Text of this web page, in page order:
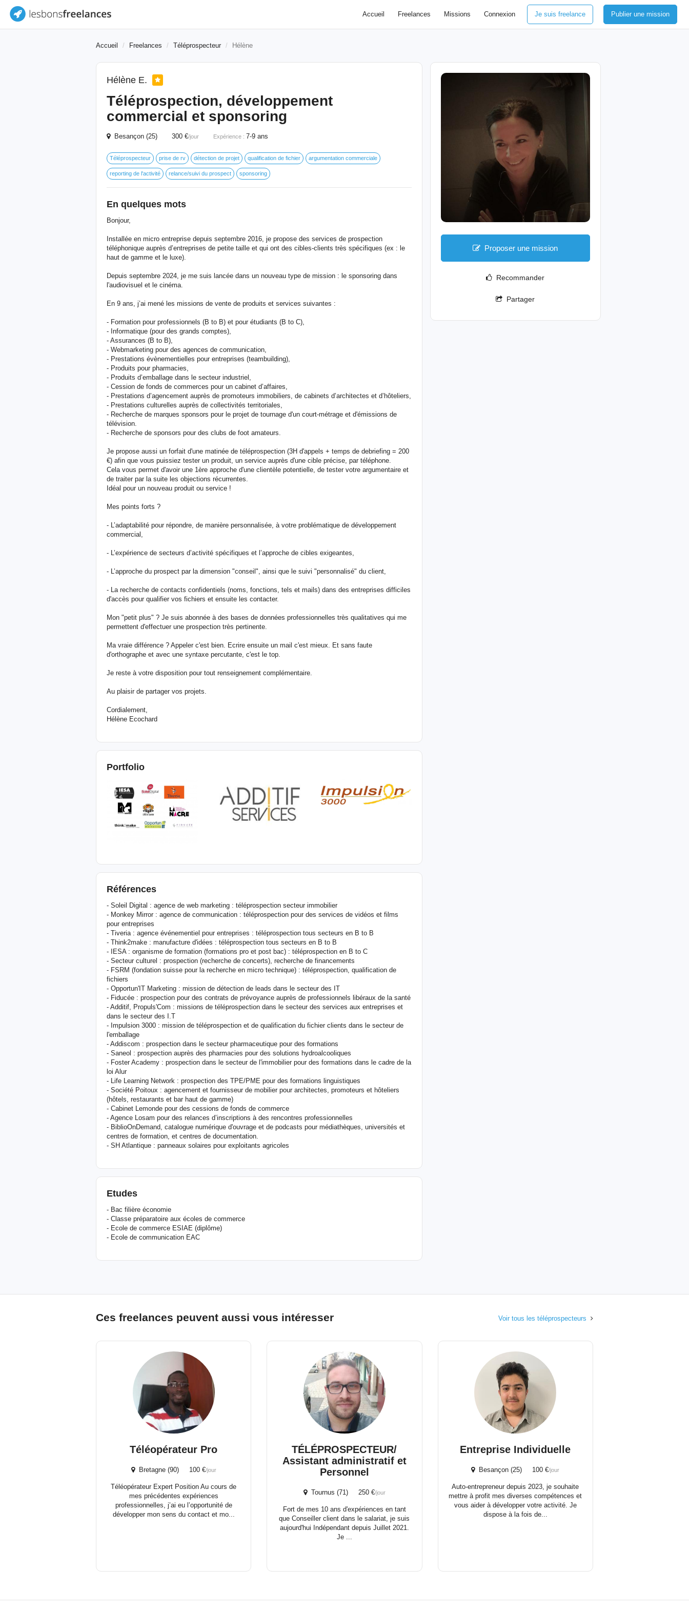
Accueil Freelances Missions Connexion Je suis freelance Publier une mission
Accueil Freelances Téléprospecteur Hélène
Hélène E.
Téléprospection, développement
commercial et sponsoring
Besançon (25) 300 €/jour Expérience : 7-9 ans
Téléprospecteur prise de rv détection de projet qualification de fichier argumentation commerciale
reporting de l'activité relance/suivi du prospect sponsoring
En quelques mots
Bonjour,
Installée en micro entreprise depuis septembre 2016, je propose des services de prospection
téléphonique auprès d’entreprises de petite taille et qui ont des cibles-clients très spécifiques (ex : le
haut de gamme et le luxe).
Depuis septembre 2024, je me suis lancée dans un nouveau type de mission : le sponsoring dans
l'audiovisuel et le cinéma.
En 9 ans, j’ai mené les missions de vente de produits et services suivantes :
- Formation pour professionnels (B to B) et pour étudiants (B to C),
- Informatique (pour des grands comptes),
- Assurances (B to B),
- Webmarketing pour des agences de communication,
- Prestations évènementielles pour entreprises (teambuilding),
- Produits pour pharmacies,
- Produits d’emballage dans le secteur industriel,
- Cession de fonds de commerces pour un cabinet d’affaires,
- Prestations d’agencement auprès de promoteurs immobiliers, de cabinets d’architectes et d’hôteliers,
- Prestations culturelles auprès de collectivités territoriales,
- Recherche de marques sponsors pour le projet de tournage d'un court-métrage et d'émissions de
télévision.
- Recherche de sponsors pour des clubs de foot amateurs.
Je propose aussi un forfait d'une matinée de téléprospection (3H d'appels + temps de debriefing = 200
€) afin que vous puissiez tester un produit, un service auprès d'une cible précise, par téléphone.
Cela vous permet d'avoir une 1ère approche d'une clientèle potentielle, de tester votre argumentaire et
de traiter par la suite les objections récurrentes.
Idéal pour un nouveau produit ou service !
Mes points forts ?
- L’adaptabilité pour répondre, de manière personnalisée, à votre problématique de développement
commercial,
- L’expérience de secteurs d’activité spécifiques et l’approche de cibles exigeantes,
- L’approche du prospect par la dimension "conseil", ainsi que le suivi "personnalisé" du client,
- La recherche de contacts confidentiels (noms, fonctions, tels et mails) dans des entreprises difficiles
d'accès pour qualifier vos fichiers et ensuite les contacter.
Mon "petit plus" ? Je suis abonnée à des bases de données professionnelles très qualitatives qui me
permettent d'effectuer une prospection très pertinente.
Ma vraie différence ? Appeler c'est bien. Ecrire ensuite un mail c'est mieux. Et sans faute
d'orthographe et avec une syntaxe percutante, c'est le top.
Je reste à votre disposition pour tout renseignement complémentaire.
Au plaisir de partager vos projets.
Cordialement,
Hélène Ecochard
Portfolio
Références
- Soleil Digital : agence de web marketing : téléprospection secteur immobilier
- Monkey Mirror : agence de communication : téléprospection pour des services de vidéos et films
pour entreprises
- Tiveria : agence événementiel pour entreprises : téléprospection tous secteurs en B to B
- Think2make : manufacture d'idées : téléprospection tous secteurs en B to B
- IESA : organisme de formation (formations pro et post bac) : téléprospection en B to C
- Secteur culturel : prospection (recherche de concerts), recherche de financements
- FSRM (fondation suisse pour la recherche en micro technique) : téléprospection, qualification de
fichiers
- Opportun'IT Marketing : mission de détection de leads dans le secteur des IT
- Fiducée : prospection pour des contrats de prévoyance auprès de professionnels libéraux de la santé
- Additif, Propuls'Com : missions de téléprospection dans le secteur des services aux entreprises et
dans le secteur des I.T
- Impulsion 3000 : mission de téléprospection et de qualification du fichier clients dans le secteur de
l'emballage
- Addiscom : prospection dans le secteur pharmaceutique pour des formations
- Saneol : prospection auprès des pharmacies pour des solutions hydroalcooliques
- Foster Academy : prospection dans le secteur de l'immobilier pour des formations dans le cadre de la
loi Alur
- Life Learning Network : prospection des TPE/PME pour des formations linguistiques
- Société Poitoux : agencement et fournisseur de mobilier pour architectes, promoteurs et hôteliers
(hôtels, restaurants et bar haut de gamme)
- Cabinet Lemonde pour des cessions de fonds de commerce
- Agence Losam pour des relances d’inscriptions à des rencontres professionnelles
- BiblioOnDemand, catalogue numérique d'ouvrage et de podcasts pour médiathèques, universités et
centres de formation, et centres de documentation.
- SH Atlantique : panneaux solaires pour exploitants agricoles
Etudes
- Bac filière économie
- Classe préparatoire aux écoles de commerce
- Ecole de commerce ESIAE (diplôme)
- Ecole de communication EAC
Proposer une mission
Recommander
Partager
Ces freelances peuvent aussi vous intéresser Voir tous les téléprospecteurs
Téléopérateur Pro
Bretagne (90) 100 €/jour
Téléopérateur Expert Position Au cours de
mes précédentes expériences
professionnelles, j’ai eu l’opportunité de
développer mon sens du contact et mo...
TÉLÉPROSPECTEUR/
Assistant administratif et
Personnel
Tournus (71) 250 €/jour
Fort de mes 10 ans d'expériences en tant
que Conseiller client dans le salariat, je suis
aujourd'hui Indépendant depuis Juillet 2021.
Je ...
Entreprise Individuelle
Besançon (25) 100 €/jour
Auto-entrepreneur depuis 2023, je souhaite
mettre à profit mes diverses compétences et
vous aider à développer votre activité. Je
dispose à la fois de...